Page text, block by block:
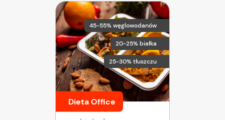
45-55% węglowodanów
20-25% białka
25-30% tłuszczu
Dieta Office